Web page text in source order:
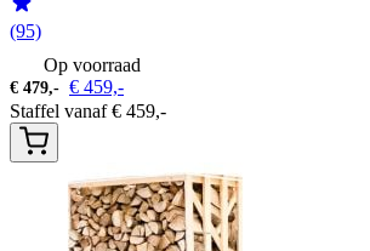
(95)
Op voorraad
€ 479,- € 459,-
Staffel vanaf€ 459,-